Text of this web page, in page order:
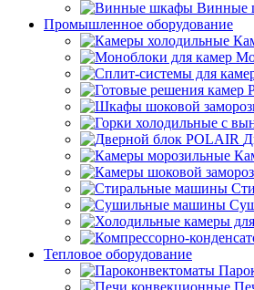
Винные
Промышленное оборудование
Тепловое оборудование